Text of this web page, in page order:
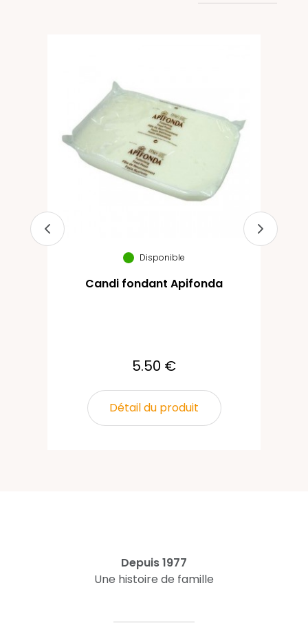
Disponible
Candi fondant Apifonda
5.50 €
Détail du produit
Depuis 1977
Une histoire de famille